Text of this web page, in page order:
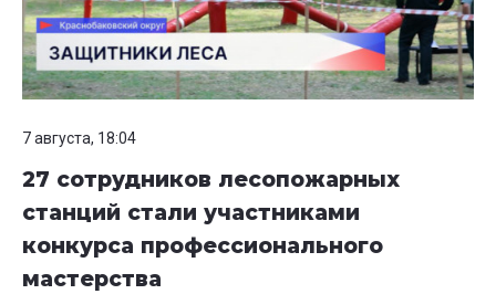
7 августа, 18:04
27 сотрудников лесопожарных
станций стали участниками
конкурса профессионального
мастерства